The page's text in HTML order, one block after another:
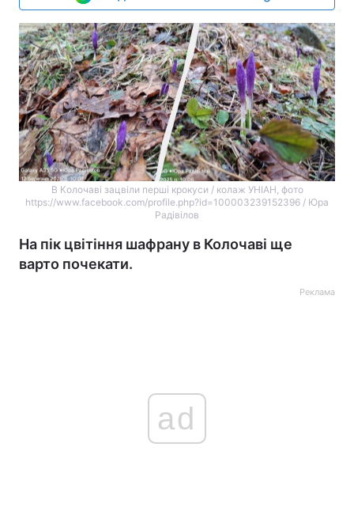
В Колочаві зацвіли перші крокуси / колаж УНІАН, фото
https://www.facebook.com/profile.php?id=100003239152396 / Юра
Радівілов
На пік цвітіння шафрану в Колочаві ще
варто почекати.
Реклама
ad